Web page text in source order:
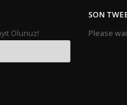
Olunuz!
SON
Please